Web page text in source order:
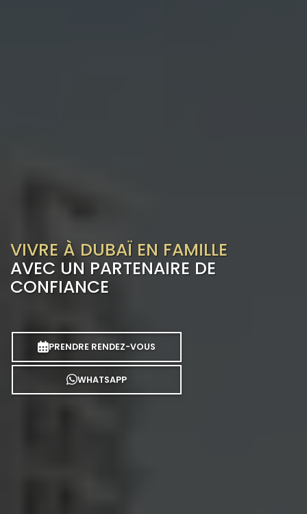
VIVRE À DUBAÏ EN FAMILLE
AVEC UN PARTENAIRE DE
CONFIANCE
PRENDRE RENDEZ-VOUS
WHATSAPP